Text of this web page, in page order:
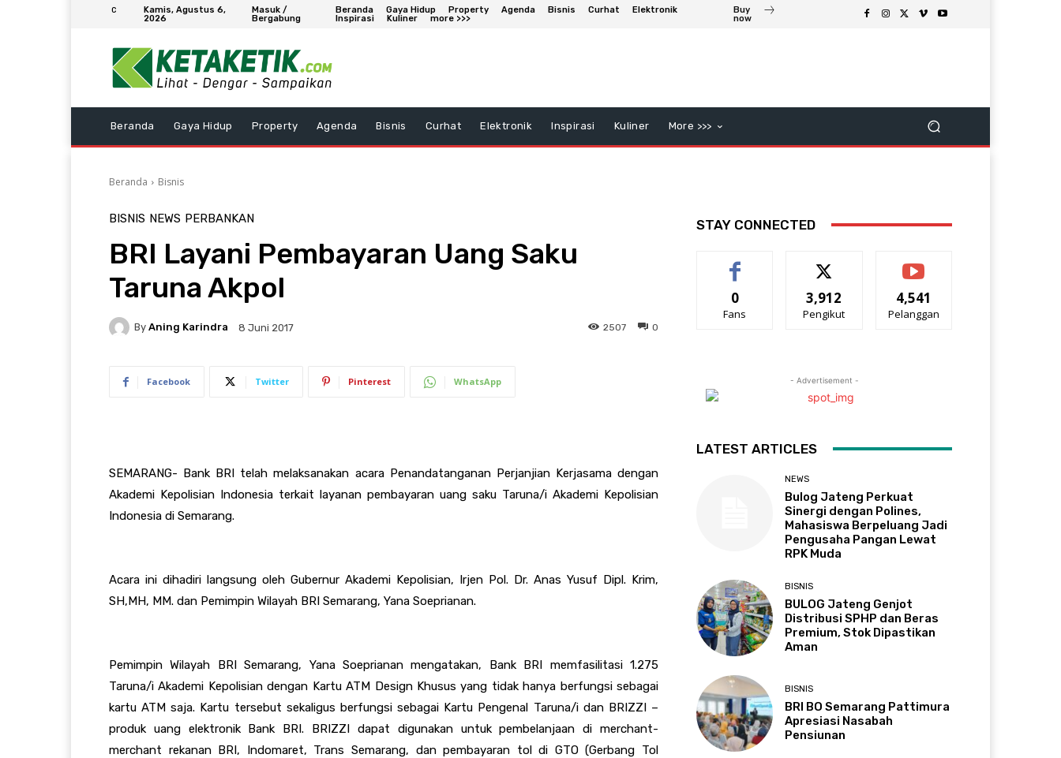
C
Kamis, Agustus 6,
2026
Masuk /
Bergabung
Beranda Gaya Hidup Property Agenda Bisnis Curhat
Elektronik
Inspirasi
Kuliner more >>>
Buy
now
Beranda Gaya Hidup Property Agenda Bisnis Curhat Elektronik Inspirasi Kuliner More >>>
Beranda Bisnis
BISNIS NEWS PERBANKAN
BRI Layani Pembayaran Uang Saku
Taruna Akpol
By Aning Karindra 8 Juni 2017 0
2507
Facebook Twitter Pinterest WhatsApp
SEMARANG- Bank BRI telahmelaksanakan acara Penandatanganan Perjanjian Kerjasama dengan
Akademi Kepolisian Indonesia terkait layanan pembayaran uang saku Taruna/i Akademi Kepolisian
Indonesia di Semarang.
Acara ini dihadiri langsung oleh Gubernur Akademi Kepolisian, Irjen Pol. Dr. Anas Yusuf Dipl. Krim,
SH,MH, MM. dan Pemimpin Wilayah BRI Semarang, Yana Soeprianan.
Pemimpin Wilayah BRI Semarang, Yana Soeprianan mengatakan, Bank BRI memfasilitasi 1.275
Taruna/i Akademi Kepolisian dengan Kartu ATM Design Khusus yang tidak hanya berfungsi sebagai
kartu ATM saja. Kartu tersebut sekaligus berfungsi sebagai Kartu Pengenal Taruna/idan BRIZZI –
produk uang elektronik Bank BRI. BRIZZI dapat digunakan untuk pembelanjaan di merchant-
merchant rekanan BRI, Indomaret, Trans Semarang, dan pembayaran tol di GTO (Gerbang Tol
STAY CONNECTED
0
Fans
3,912
Pengikut
4,541
Pelanggan
- Advertisement -
LATEST ARTICLES
NEWS
Bulog Jateng Perkuat
Sinergi dengan Polines,
Mahasiswa Berpeluang Jadi
Pengusaha Pangan Lewat
RPK Muda
BISNIS
BULOG Jateng Genjot
Distribusi SPHP dan Beras
Premium, Stok Dipastikan
Aman
BISNIS
BRI BO Semarang Pattimura
Apresiasi Nasabah
Pensiunan